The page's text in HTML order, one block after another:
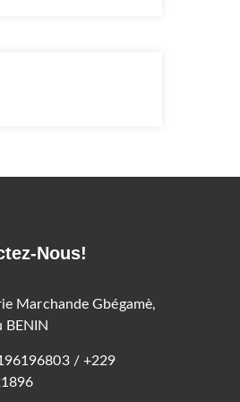
Nous!
Marchande Gbégamè,
BENIN
/ +229